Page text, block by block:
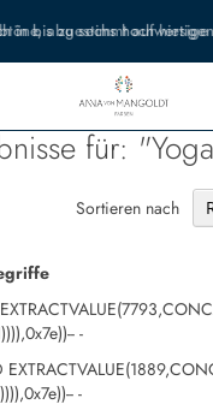
in bis zu sechs
für:
Sortieren nach
-
-